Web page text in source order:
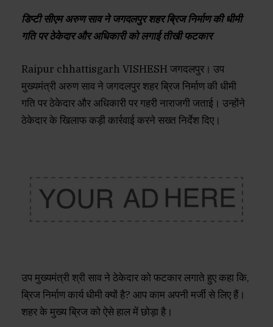
डिप्टी सीएम अरुण साव ने जगदलपुर शहर ब्रिज निर्माण की धीमी
गति पर ठेकेदार और अधिकारी को लगाई तीखी फटकार
Raipur chhattisgarh VISHESH जगदलपुर। उप
मुख्यमंत्री अरुण साव ने जगदलपुर शहर ब्रिज निर्माण की धीमी
गति पर ठेकेदार और अधिकारी पर गहरी नाराजगी जताई। उन्होंने
ठेकेदार के खिलाफ कड़ी कार्रवाई करने सख्त निर्देश दिए।
उप मुख्यमंत्री श्री साव ने ठेकेदार को फटकार लगाते हुए कहा कि,
ब्रिज निर्माण कार्य धीमी क्यों है? आप काम अपनी मर्जी से लिए हैं।
शहर के मुख्य ब्रिज को ऐसे हाल में छोड़ा है।